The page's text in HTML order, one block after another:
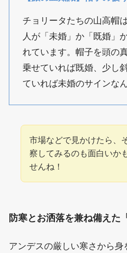
チョリータたちの山高帽
人が「未婚」か「既婚」
れています。帽子を頭の
乗せていれば既婚、少し
ていれば未婚のサインな
市場などで見かけたら、
察してみるのも面白いか
せんね！
防寒とお洒落を兼ね備えた
アンデスの厳しい寒さから